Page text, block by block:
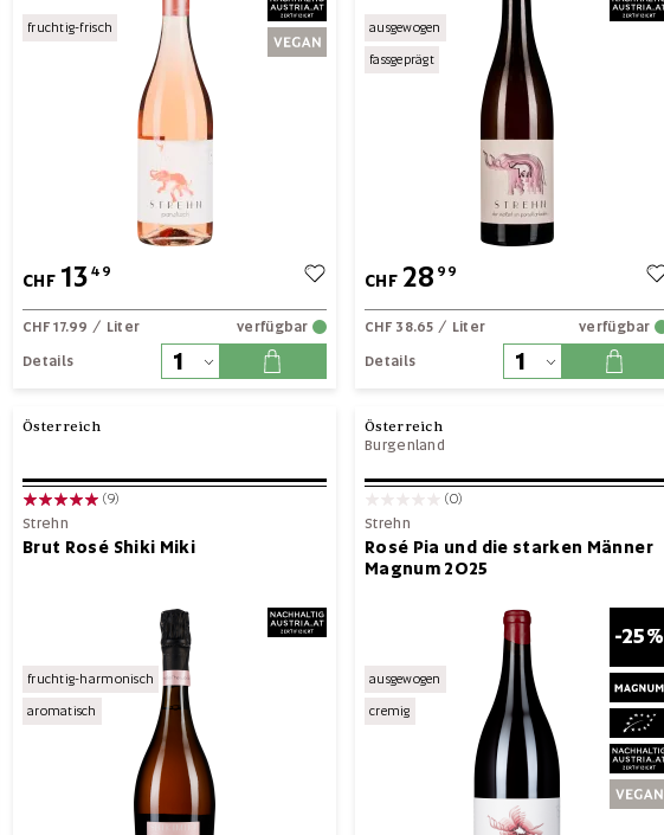
fruchtig-frisch
CHF 1349
CHF 17.99 / Liter
verfügbar
Details
ausgewogen
fassgeprägt
CHF 28 99
CHF 38.65 / Liter
verfügbar
Details
Österreich
(9)
Strehn
Brut Rosé Shiki Miki
fruchtig-harmonisch
aromatisch
Österreich
Burgenland
(0)
Strehn
Rosé Pia und die starken Männer
Magnum 2025
ausgewogen
cremig
-25%